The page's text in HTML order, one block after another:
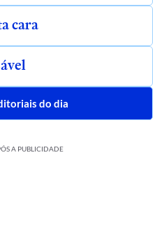
cara
do dia
A PUBLICIDADE